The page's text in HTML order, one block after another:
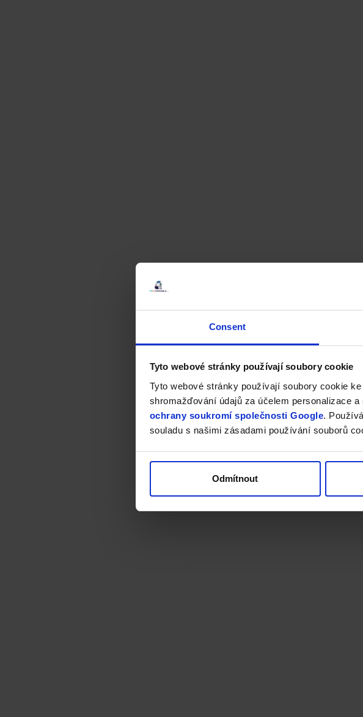
Consent
Tyto webové stránky používají soubory cookie
Tyto webové stránky používají soubory cookie
shromažďování údajů za účelem personalizace
ochrany soukromí společnosti Google.
souladu s našimi zásadami používání souborů
Odmítnout